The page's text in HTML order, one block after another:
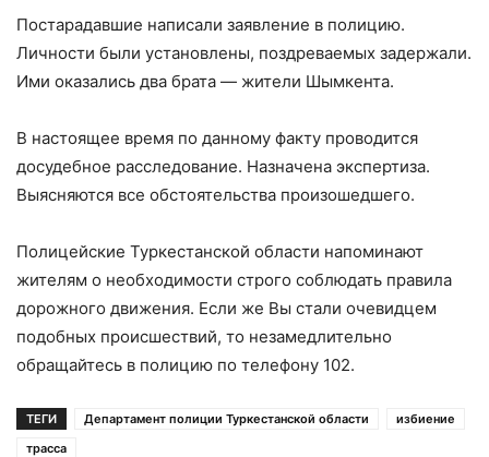
Постарадавшие написали заявление в полицию.
Личности были установлены, поздреваемых задержали.
Ими оказались два брата — жители Шымкента.
В настоящее время по данному факту проводится
досудебное расследование. Назначена экспертиза.
Выясняются все обстоятельства произошедшего.
Полицейские Туркестанской области напоминают
жителям о необходимости строго соблюдать правила
дорожного движения. Если же Вы стали очевидцем
подобных происшествий, то незамедлительно
обращайтесь в полицию по телефону 102.
ТЕГИ Департамент полиции Туркестанской области
избиение
трасса